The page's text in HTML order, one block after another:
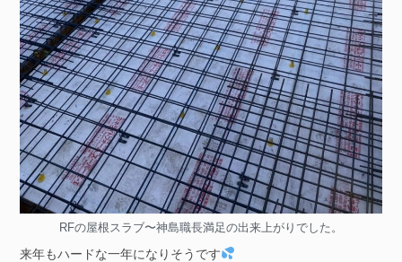
RFの屋根スラブ〜神島職長満足の出来上がりでした。
来年もハードな一年になりそうです